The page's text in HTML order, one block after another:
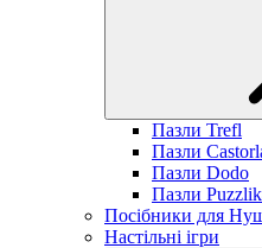
Пазли Trefl
Пазли
Пазли Dodo
Пазли
Посібники для
Настільні ігри